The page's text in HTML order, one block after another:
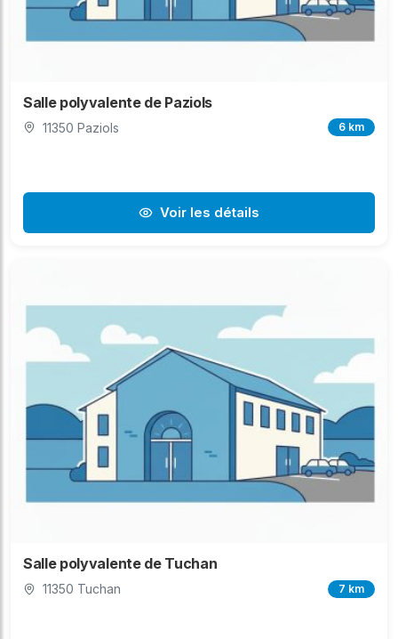
Salle polyvalente de Paziols
11350 Paziols 6 km
Voir les détails
Salle polyvalente de Tuchan
11350 Tuchan 7 km